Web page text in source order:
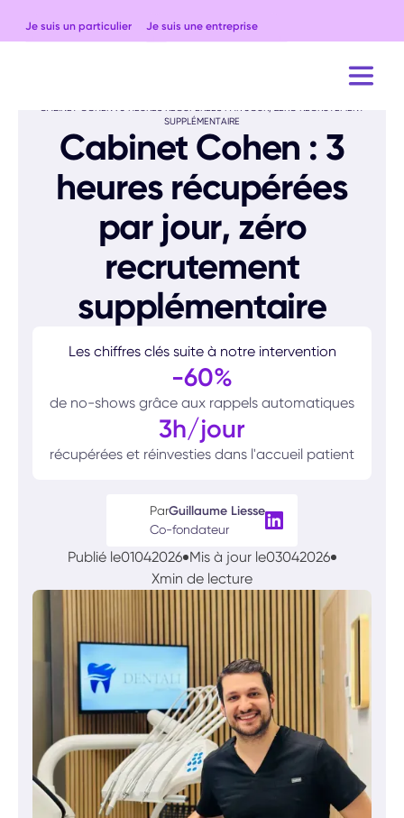
Je suis un particulier Je suis une entreprise
SUPPLÉMENTAIRE
Cabinet Cohen : 3
heures récupérées
par jour, zéro
recrutement
supplémentaire
Les chiffres clés suite à notre intervention
-60%
de no-shows grâce aux rappels automatiques
3h/jour
récupérées et réinvesties dans l'accueil patient
ParGuillaume Liesse
Co-fondateur
Publié le01042026 Mis à jour le03042026
Xmin de lecture